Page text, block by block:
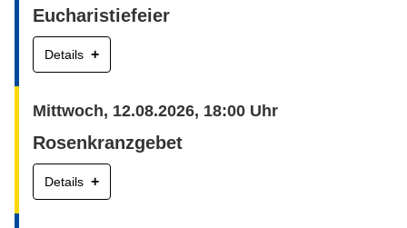
Eucharistiefeier
Details +
Mittwoch, 12.08.2026, 18:00 Uhr
Rosenkranzgebet
Details +